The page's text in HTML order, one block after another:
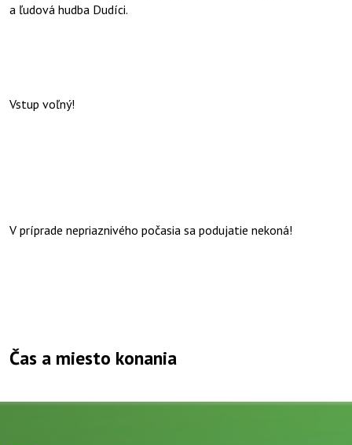
a ľudová hudba Dudíci.
Vstup voľný!
V príprade nepriaznivého počasia sa podujatie nekoná!
Čas a miesto konania